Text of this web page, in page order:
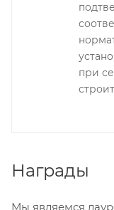
при
Награды
Мы являемся